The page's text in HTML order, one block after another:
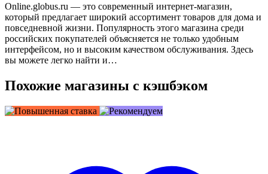
Online.globus.ru — это современный интернет-магазин,
который предлагает широкий ассортимент товаров для дома и
повседневной жизни. Популярность этого магазина среди
российских покупателей объясняется не только удобным
интерфейсом, но и высоким качеством обслуживания. Здесь
вы можете легко найти и…
Похожие магазины с кэшбэком